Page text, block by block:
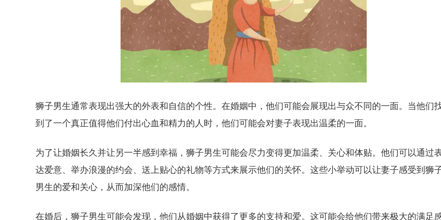
狮子男生通常表现出强大的外表和自信的个性。在婚姻中，他们可能会展现出与众不同的一面。当他们
到了一个真正值得他们付出心血和精力的人时，他们可能会对妻子表现出温柔的一面。
为了让婚姻长久并让另一半感到幸福，狮子男生可能会尽力变得更加温柔、关心和体贴。他们可以通过
达爱意、举办浪漫的约会、送上贴心的礼物等方式来展示他们的关怀。这些小举动可以让妻子感受到狮
男生的爱和关心，从而加深他们的感情。
在婚后，狮子男生可能会发现，他们从婚姻中获得了更多的支持和爱。这可能会给他们带来极大的满足